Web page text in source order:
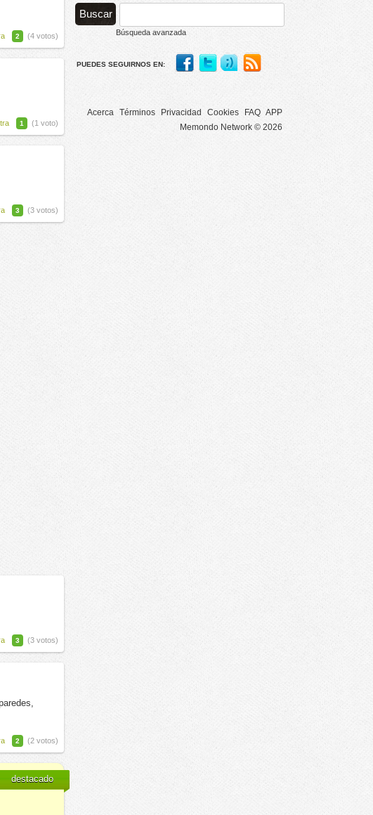
2 (4 votos)
1 (1 voto)
3 (3 votos)
3 (3 votos)
2 (2 votos)
destacado
Búsqueda avanzada
PUEDES SEGUIRNOS EN:
Acerca Términos Privacidad Cookies FAQ APP
Memondo Network © 2026